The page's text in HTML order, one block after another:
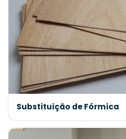
Substituição de Fórmica